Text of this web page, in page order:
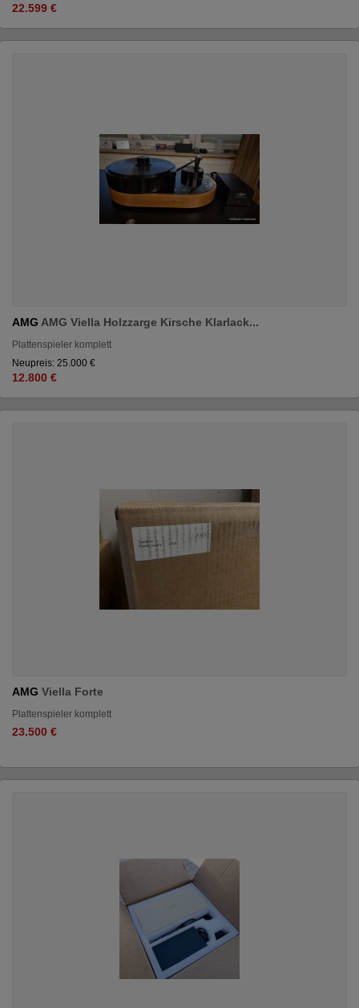
22.599 €
AMG AMG Viella Holzzarge Kirsche Klarlack...
Plattenspieler komplett
Neupreis: 25.000 €
12.800 €
AMG Viella Forte
Plattenspieler komplett
23.500 €